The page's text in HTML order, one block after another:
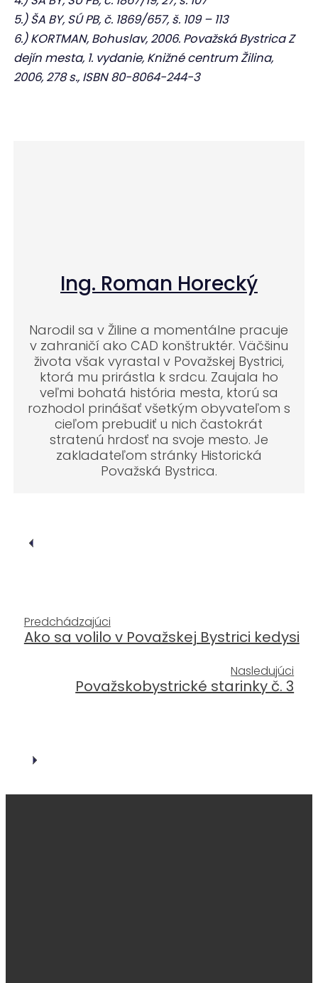
5.) ŠA BY, SÚ PB, č. 1869/657, š. 109 – 113
6.) KORTMAN, Bohuslav, 2006. Považská Bystrica Z
dejín mesta, 1. vydanie, Knižné centrum Žilina,
2006, 278 s., ISBN 80-8064-244-3
Ing. Roman Horecký
Narodil sa v Žiline a momentálne pracuje
v zahraničí ako CAD konštruktér. Väčšinu
života však vyrastal v Považskej Bystrici,
ktorá mu prirástla k srdcu. Zaujala ho
veľmi bohatá história mesta, ktorú sa
rozhodol prinášať všetkým obyvateľom s
cieľom prebudiť u nich častokrát
stratenú hrdosť na svoje mesto. Je
zakladateľom stránky Historická
Považská Bystrica.
Predchádzajúci
Ako sa volilo v Považskej Bystrici kedysi
Nasledujúci
Považskobystrické starinky č. 3